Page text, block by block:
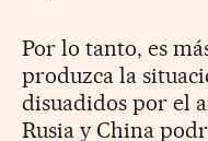
Por lo tanto, es
produzca la
disuadidos por el
Rusia y China